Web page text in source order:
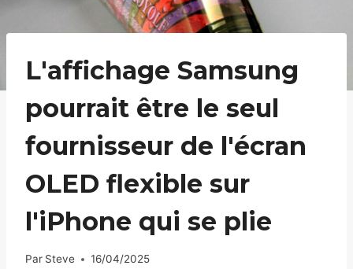
L'affichage Samsung
pourrait être le seul
fournisseur de l'écran
OLED flexible sur
l'iPhone qui se plie
Par Steve 16/04/2025